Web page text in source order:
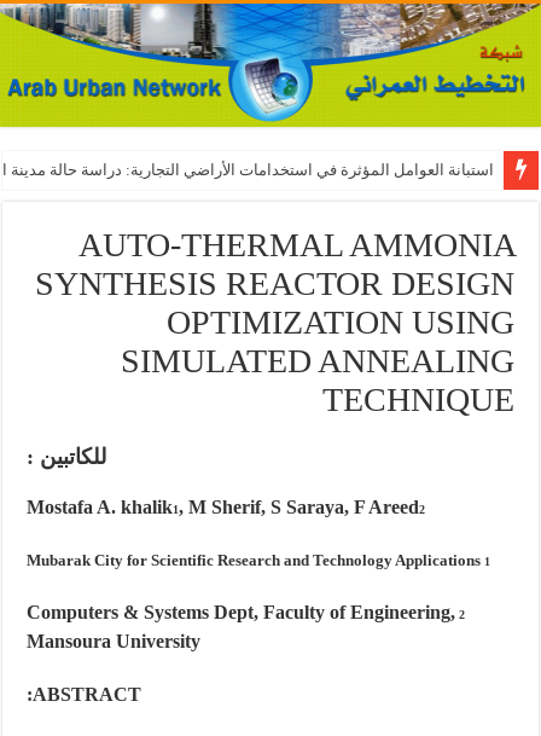
استبانة العوامل المؤثرة في استخدامات الأراضي التجارية: دراسة حالة مدينة
AUTO-THERMAL AMMONIA
SYNTHESIS REACTOR DESIGN
OPTIMIZATION USING
SIMULATED ANNEALING
TECHNIQUE
للكاتبين :
Mostafa A. khalik1, M Sherif, S Saraya, F Areed2
1
Mubarak City for Scientific Research and Technology Applications
2
Computers & Systems Dept, Faculty of Engineering,
Mansoura University
ABSTRACT: